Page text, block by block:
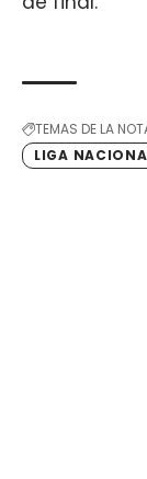
TEMAS DE LA
LIGA